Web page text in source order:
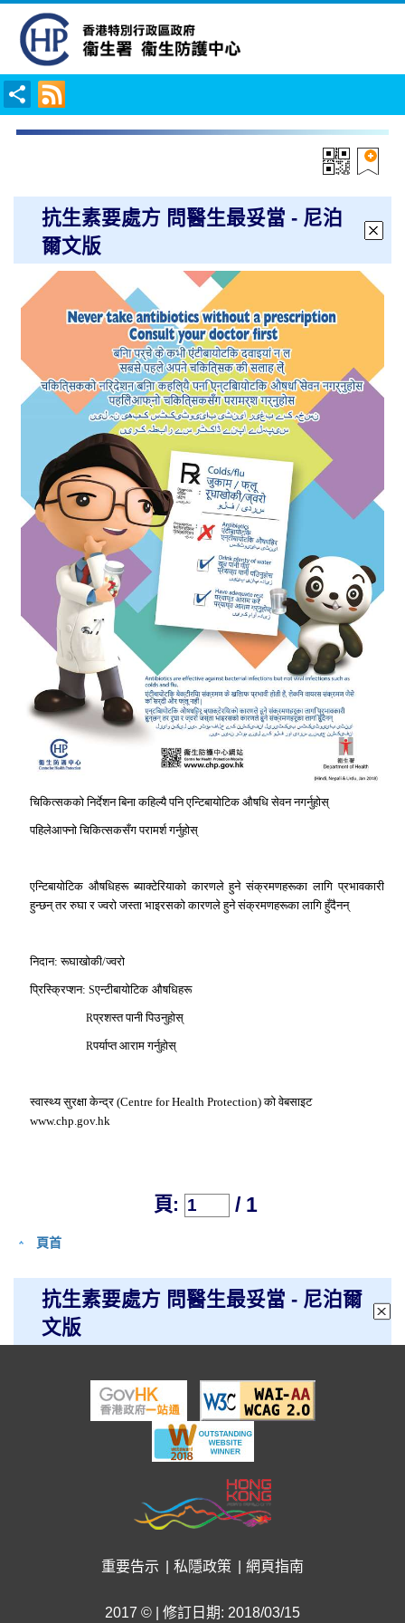
抗生素要處方 問醫生最妥當 - 尼泊
爾文版
चिकित्सकको निर्देशन बिना कहिल्यै पनि एन्टिबायोटिक औषधि सेवन नगर्नुहोस्
पहिलेआफ्नो चिकित्सकसँग परामर्श गर्नुहोस्
एन्टिबायोटिक औषधिहरू ब्याक्टेरियाको कारणले हुने संक्रमणहरूका लागि प्रभावकारी
हुन्छन् तर रुघा र ज्वरो जस्ता भाइरसको कारणले हुने संक्रमणहरूका लागि हुँदैनन्
निदान: रूघाखोकी/ज्वरो
प्रिस्क्रिप्शन: Sएन्टीबायोटिक औषधिहरू
Rप्रशस्त पानी पिउनुहोस्
Rपर्याप्त आराम गर्नुहोस्
स्वास्थ्य सुरक्षा केन्द्र (Centre for Health Protection) को वेबसाइट
www.chp.gov.hk
頁: / 1
頁首
抗生素要處方 問醫生最妥當 - 尼泊爾
文版
重要告示 私隱政策 網頁指南
2017 © | 修訂日期: 2018/03/15